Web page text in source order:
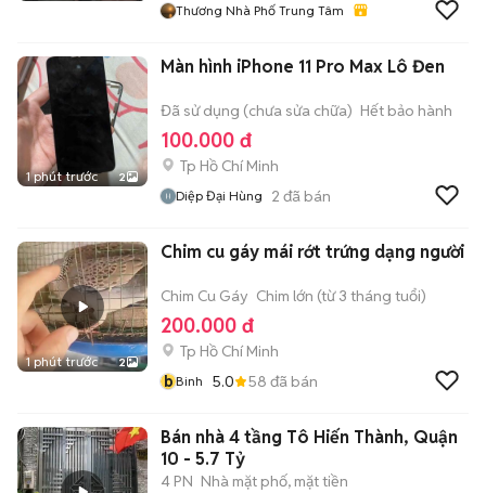
Thương Nhà Phố Trung Tâm
1 phút trước 2
Màn hình iPhone 11 Pro Max Lô Đen
Đã sử dụng (chưa sửa chữa) Hết bảo hành
100.000 đ
Tp Hồ Chí Minh
Diệp Đại Hùng 2 đã bán
1 phút trước 2
Chim cu gáy mái rớt trứng dạng người
Chim Cu Gáy Chim lớn (từ 3 tháng tuổi)
200.000 đ
Tp Hồ Chí Minh
bBinh 5.0 58 đã bán
Bán nhà 4 tầng Tô Hiến Thành, Quận
10 - 5.7 Tỷ
4 PN Nhà mặt phố, mặt tiền